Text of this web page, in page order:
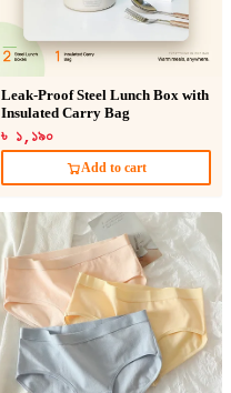
Leak-Proof Steel Lunch Box with
Insulated Carry Bag
৳ ১,১৯০
Add to cart